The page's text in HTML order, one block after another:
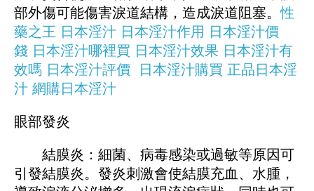
部外傷可能傷害淚道結構，造成淚道阻塞。性
藥之王 日本淫汁 日本淫汁作用 日本淫汁價
錢 日本淫汁哪裡買 日本淫汁效果 日本淫汁有
效嗎 日本淫汁評價 日本淫汁購買 正品日本淫
汁 網購日本淫汁
眼部發炎
結膜炎：細菌、病毒感染或過敏等原因可
引發結膜炎。發炎刺激會使結膜充血、水腫，